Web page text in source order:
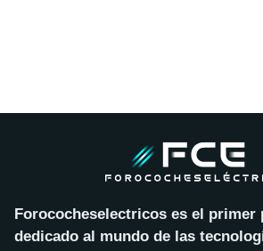
Forococheselectricos es el primer
dedicado al mundo de las